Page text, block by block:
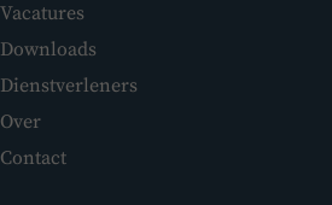
Vacatures
Downloads
Dienstverleners
Over
Contact